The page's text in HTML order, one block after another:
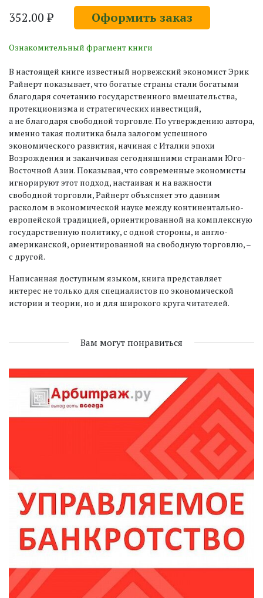
352.00 ₽ Оформить заказ
Ознакомительный фрагмент книги
В настоящей книге известный норвежский экономист Эрик
Райнерт показывает, что богатые страны стали богатыми
благодаря сочетанию государственного вмешательства,
протекционизма и стратегических инвестиций,
а не благодаря свободной торговле. По утверждению автора,
именно такая политика была залогом успешного
экономического развития, начиная с Италии эпохи
Возрождения и заканчивая сегодняшними странами Юго-
Восточной Азии. Показывая, что современные экономисты
игнорируют этот подход, настаивая и на важности
свободной торговли, Райнерт объясняет это давним
расколом в экономической науке между континентально-
европейской традицией, ориентированной на комплексную
государственную политику, с одной стороны, и англо-
американской, ориентированной на свободную торговлю, –
с другой.
Написанная доступным языком, книга представляет
интерес не только для специалистов по экономической
истории и теории, но и для широкого круга читателей.
Вам могут понравиться